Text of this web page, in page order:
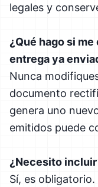
legales y
¿Qué hago si
entrega ya
Nunca
documento
genera uno
emitidos puede
¿Necesito incluir
Sí, es